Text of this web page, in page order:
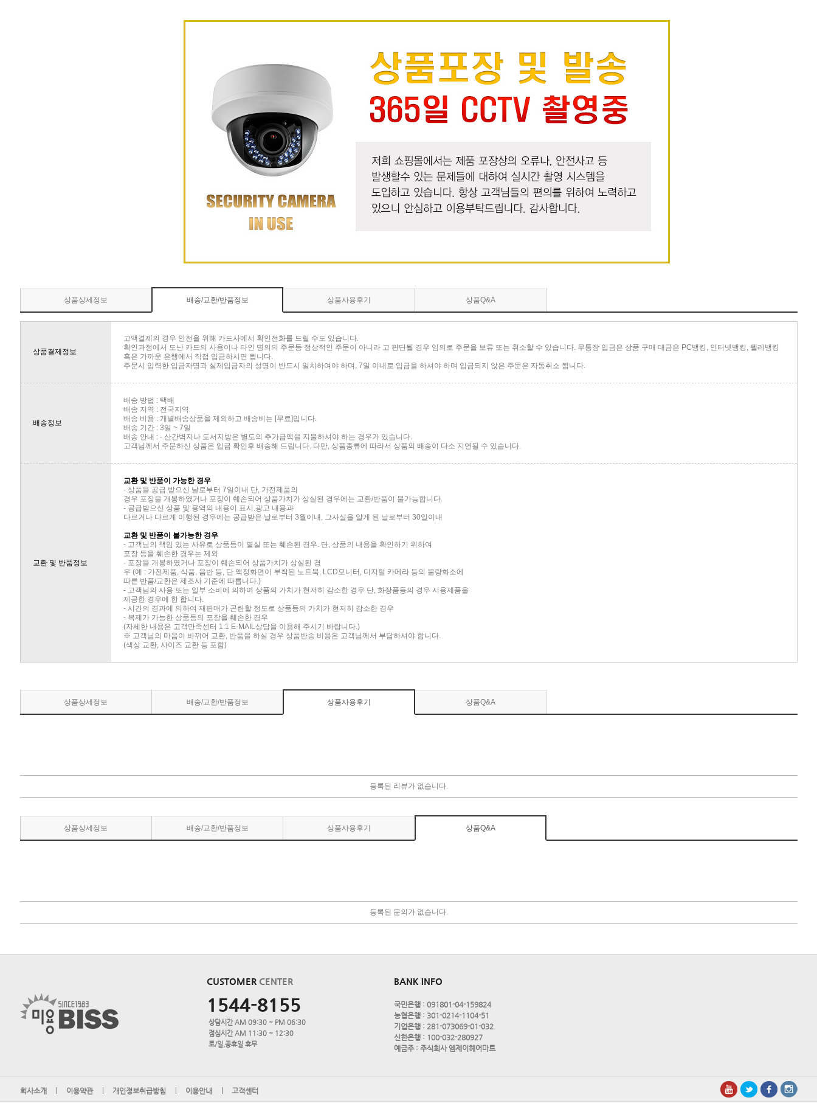
상품상세정보 배송/교환/반품정보 상품사용후기 상품Q&A
상품결제정보
고액결제의 경우 안전을 위해 카드사에서 확인전화를 드릴 수도 있습니다.
확인과정에서 도난 카드의 사용이나 타인 명의의 주문등 정상적인 주문이 아니라 고 판단될 경우 임의로 주문을 보류 또는 취소할 수 있습니다. 무통장 입금은 상품 구매 대금은 PC뱅킹, 인터넷뱅킹, 텔레뱅킹
혹은 가까운 은행에서 직접 입금하시면 됩니다.
주문시 입력한 입금자명과 실제입금자의 성명이 반드시 일치하여야 하며, 7일 이내로 입금을 하셔야 하며 입금되지 않은 주문은 자동취소 됩니다.
배송정보
배송 방법 : 택배
배송 지역 : 전국지역
배송 비용 : 개별배송상품을 제외하고 배송비는 [무료]입니다.
배송 기간 : 3일 ~ 7일
배송 안내 : - 산간벽지나 도서지방은 별도의 추가금액을 지불하셔야 하는 경우가 있습니다.
고객님께서 주문하신 상품은 입금 확인후 배송해 드립니다. 다만, 상품종류에 따라서 상품의 배송이 다소 지연될 수 있습니다.
교환 및 반품정보
교환 및 반품이 가능한 경우
- 상품을 공급 받으신 날로부터 7일이내 단, 가전제품의
경우 포장을 개봉하였거나 포장이 훼손되어 상품가치가 상실된 경우에는 교환/반품이 불가능합니다.
- 공급받으신 상품 및 용역의 내용이 표시.광고 내용과
다르거나 다르게 이행된 경우에는 공급받은 날로부터 3월이내, 그사실을 알게 된 날로부터 30일이내
교환 및 반품이 불가능한 경우
- 고객님의 책임 있는 사유로 상품등이 멸실 또는 훼손된 경우. 단, 상품의 내용을 확인하기 위하여
포장 등을 훼손한 경우는 제외
- 포장을 개봉하였거나 포장이 훼손되어 상품가치가 상실된 경
우 (예 : 가전제품, 식품, 음반 등, 단 액정화면이 부착된 노트북, LCD모니터, 디지털 카메라 등의 불량화소에
따른 반품/교환은 제조사 기준에 따릅니다.)
- 고객님의 사용 또는 일부 소비에 의하여 상품의 가치가 현저히 감소한 경우 단, 화장품등의 경우 시용제품을
제공한 경우에 한 합니다.
- 시간의 경과에 의하여 재판매가 곤란할 정도로 상품등의 가치가 현저히 감소한 경우
- 복제가 가능한 상품등의 포장을 훼손한 경우
(자세한 내용은 고객만족센터 1:1 E-MAIL상담을 이용해 주시기 바랍니다.)
※ 고객님의 마음이 바뀌어 교환, 반품을 하실 경우 상품반송 비용은 고객님께서 부담하셔야 합니다.
(색상 교환, 사이즈 교환 등 포함)
상품상세정보 배송/교환/반품정보 상품사용후기 상품Q&A
등록된 리뷰가 없습니다.
상품상세정보 배송/교환/반품정보 상품사용후기 상품Q&A
등록된 문의가 없습니다.
CUSTOMER CENTER
1544-8155
상담시간 AM 09:30 ~ PM 06:30
점심시간 AM 11:30 ~ 12:30
토/일,공휴일 휴무
BANK INFO
국민은행 : 091801-04-159824
농협은행 : 301-0214-1104-51
기업은행 : 281-073069-01-032
신한은행 : 100-032-280927
예금주 : 주식회사 엠제이헤어마트
회사소개 이용약관 개인정보취급방침 이용안내 고객센터